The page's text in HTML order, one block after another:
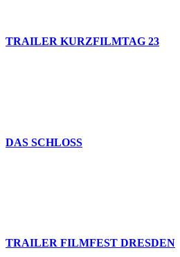
TRAILER KURZFILMTAG 23
DAS SCHLOSS
TRAILER FILMFEST DRESDEN